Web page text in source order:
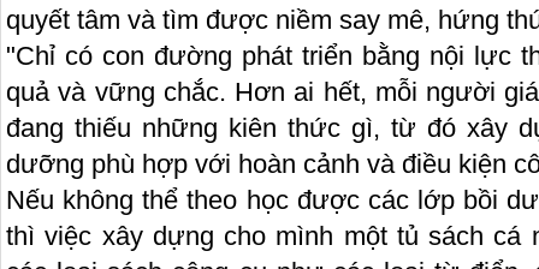
quyết tâm và tìm được niềm say mê, hứng
"Chỉ có con đường phát triển bằng nội lực
quả và vững chắc. Hơn ai hết, mỗi người
đang thiếu những kiên thức gì, từ đó xây
dưỡng phù hợp với hoàn cảnh và điều kiện
Nếu không thể theo học được các lớp bồi
thì việc xây dựng cho mình một tủ sách cá